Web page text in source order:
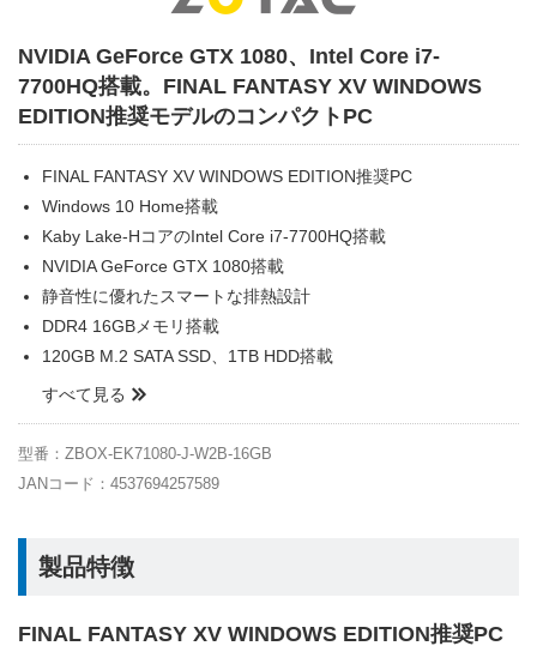
NVIDIA GeForce GTX 1080、Intel Core i7-
7700HQ搭載。FINAL FANTASY XV WINDOWS
EDITION推奨モデルのコンパクトPC
FINAL FANTASY XV WINDOWS EDITION推奨PC
Windows 10 Home搭載
Kaby Lake-HコアのIntel Core i7-7700HQ搭載
NVIDIA GeForce GTX 1080搭載
静音性に優れたスマートな排熱設計
DDR4 16GBメモリ搭載
120GB M.2 SATA SSD、1TB HDD搭載
すべて見る
型番：ZBOX-EK71080-J-W2B-16GB
JANコード：4537694257589
製品特徴
FINAL FANTASY XV WINDOWS EDITION推奨PC